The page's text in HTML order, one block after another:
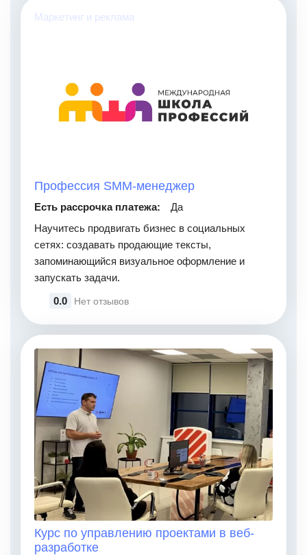
Маркетинг и реклама
Профессия SMM-менеджер
Есть рассрочка платежа:
Да
Научитесь продвигать бизнес в социальных
сетях: создавать продающие тексты,
запоминающийся визуальное оформление и
запускать задачи.
0.0
Нет отзывов
Курс по управлению проектами в веб-
разработке